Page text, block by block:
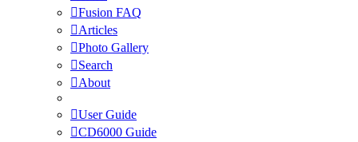
Fusion FAQ
Articles
Photo Gallery
Search
About
User Guide
CD6000 Guide